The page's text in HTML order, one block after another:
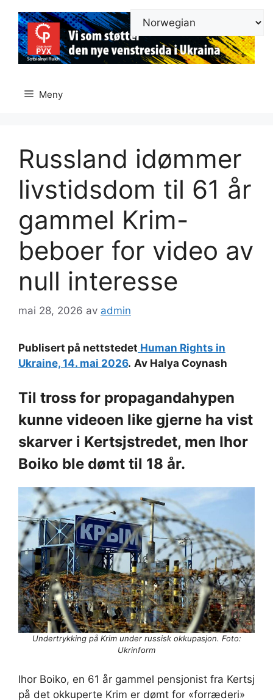
innhold
Meny
Russland idømmer
livstidsdom til 61 år
gammel Krim-
beboer for video av
null interesse
mai 28, 2026 av admin
Publisert på nettstedet Human Rights in
Ukraine, 14. mai 2026. Av Halya Coynash
Til tross for propagandahypen
kunne videoen like gjerne ha vist
skarver i Kertsjstredet, men Ihor
Boiko ble dømt til 18 år.
Undertrykking på Krim under russisk okkupasjon. Foto:
Ukrinform
Ihor Boiko, en 61 år gammel pensjonist fra Kertsj
på det okkuperte Krim er dømt for «forræderi»